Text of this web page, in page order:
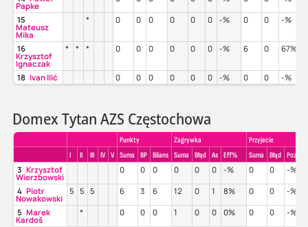
Papke
15
Mateusz
Mika
* 0 0 0 0 0 0 -% 0 0 -%
16
Krzysztof
Ignaczak
* * * 0 0 0 0 0 0 -% 6 0 67%
18 Ivan Ilić 0 0 0 0 0 0 -% 0 0 -%
Domex Tytan AZS Częstochowa
Punkty Zagrywka
Przyjecie
I
II III IV V Suma BP Bilans Suma Błąd As Eff% Suma Błąd Poz%
3 Krzysztof
Wierzbowski
0 0 0 0 0 0 -% 0 0 -%
4 Piotr
Nowakowski
5 5 5 6 3 6 12 0 1 8% 0 0 -%
5 Marek
Kardoš
* 0 0 0 1 0 0 0% 0 0 -%